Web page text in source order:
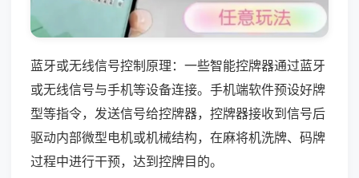
蓝牙或无线信号控制原理：一些智能控牌器通过蓝牙
或无线信号与手机等设备连接。手机端软件预设好牌
型等指令，发送信号给控牌器，控牌器接收到信号后
驱动内部微型电机或机械结构，在麻将机洗牌、码牌
过程中进行干预，达到控牌目的。